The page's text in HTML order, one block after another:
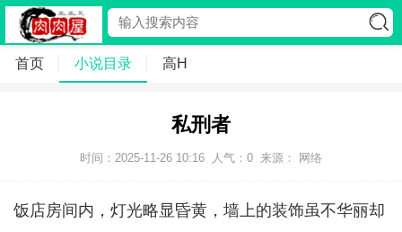
首页 小说目录 高H
私刑者
时间：2025-11-26 10:16 人气： 0 来源： 网络
饭店房间内，灯光略显昏黄，墙上的装饰虽不华丽却